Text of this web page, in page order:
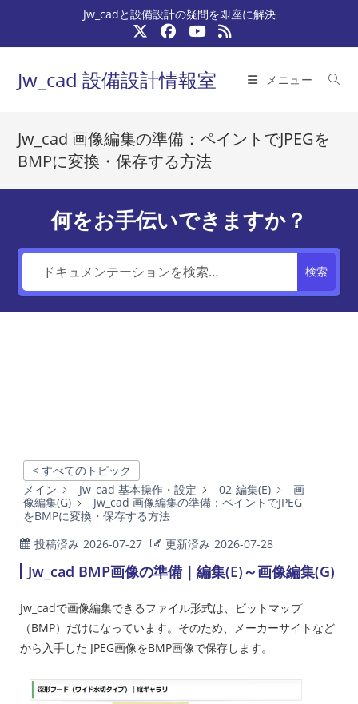
テ
プ
Jw_cadと設備設計の疑問を即座に解決
Jw_cad 設備設計情報室 メニュー
Jw_cad 画像編集の準備：ペイントでJPEGを
BMPに変換・保存する方法
何をお手伝いできますか？
検索
< すべてのトピック
メイン
Jw_cad 基本操作・設定 02-編集(E)
画
像編集(G)
Jw_cad 画像編集の準備：ペイントでJPEG
をBMPに変換・保存する方法
投稿済み 2026-07-27 更新済み 2026-07-28
Jw_cad BMP画像の準備｜編集(E)～画像編集(G)
Jw_cadで画像編集できるファイル形式は、ビットマップ
（BMP）だけになっています。そのため、メーカーサイトなど
から入手した JPEG画像をBMP画像で保存します。